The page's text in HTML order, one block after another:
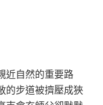
近自然的重要路
的步道被擠壓成狹